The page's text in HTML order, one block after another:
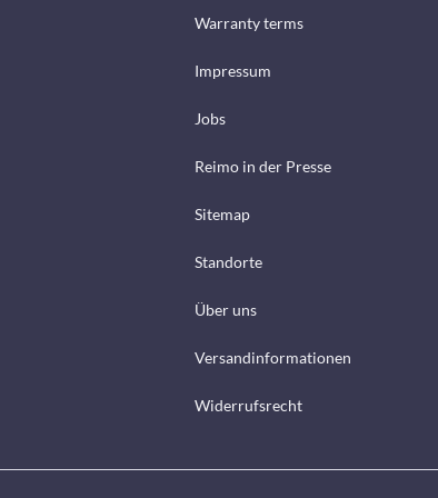
Warranty terms
Impressum
Jobs
Reimo in der Presse
Sitemap
Standorte
Über uns
Versandinformationen
Widerrufsrecht